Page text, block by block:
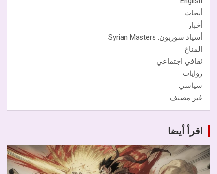
أبحاث
أخبار
أسياد سوريون. Syrian Masters
المناخ
ثقافي اجتماعي
روايات
سياسي
غير مصنف
اقرأ أيضا